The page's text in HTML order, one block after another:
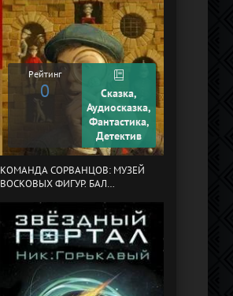
Рейтинг
0
Сказка,
Аудиосказка,
Фантастика,
Детектив
КОМАНДА СОРВАНЦОВ: МУЗЕЙ
ВОСКОВЫХ ФИГУР. БАЛ